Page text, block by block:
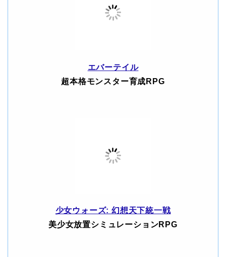
エバーテイル
超本格モンスター育成RPG
少女ウォーズ: 幻想天下統一戦
美少女放置シミュレーションRPG